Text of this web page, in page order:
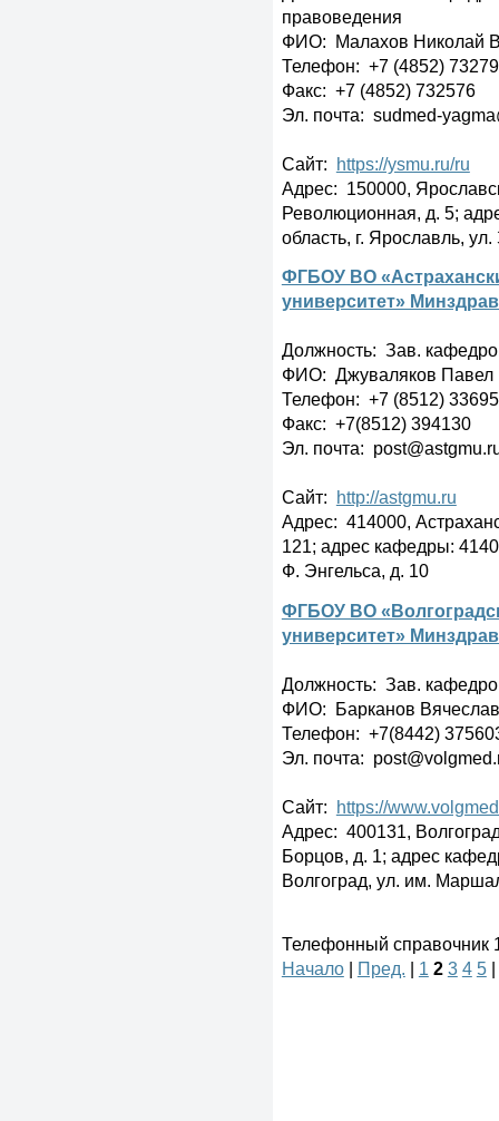
правоведения
ФИО: Малахов Николай
Телефон: +7 (4852)
Факс: +7 (4852) 732576
Эл. почта: sudmed-
Сайт: https://ysmu.ru/ru
Адрес: 150000,
Революционная, д. 5;
область, г. Ярославль,
ФГБОУ ВО
университет»
Должность: Зав.
ФИО: Джуваляков Павел
Телефон: +7 (8512)
Факс: +7(8512) 394130
Эл. почта:
Сайт: http://astgmu.ru
Адрес: 414000,
121; адрес кафедры:
Ф. Энгельса, д. 10
ФГБОУ ВО
университет»
Должность: Зав.
ФИО: Барканов
Телефон: +7(8442)
Эл. почта:
Сайт: https://
Адрес: 400131,
Борцов, д. 1; адрес
Волгоград, ул. им.
Телефонный справочник
Начало| Пред. | 1 2 3 4 5|